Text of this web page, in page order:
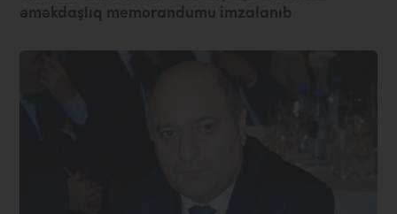
əməkdaşlıq memorandumu imzalanıb